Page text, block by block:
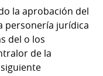
la aprobación del
personería jurídica
del o los
de la